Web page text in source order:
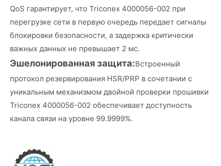
QoS гарантирует, что Triconex 4000056-002 при
перегрузке сети в первую очередь передает сигналы
блокировки безопасности, а задержка критически
важных данных не превышает 2 мс.
Эшелонированная защита:Встроенный
протокол резервирования HSR/PRP в сочетании с
уникальным механизмом двойной проверки прошивки
Triconex 4000056-002 обеспечивает доступность
канала связи на уровне 99.9999%.